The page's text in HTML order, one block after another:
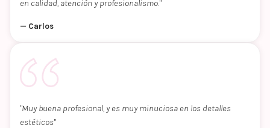
en calidad, atención y profesionalismo."
— Carlos
"Muy buena profesional, y es muy minuciosa en los detalles
estéticos"